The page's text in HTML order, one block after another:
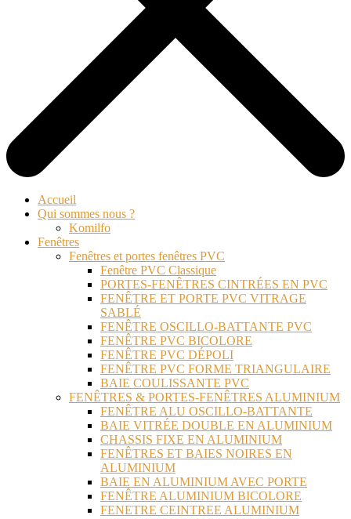
Accueil
Qui sommes nous ?
Komilfo
Fenêtres
Fenêtres et portes fenêtres PVC
Fenêtre PVC Classique
PORTES-FENÊTRES CINTRÉES EN PVC
FENÊTRE ET PORTE PVC VITRAGE
SABLÉ
FENÊTRE OSCILLO-BATTANTE PVC
FENÊTRE PVC BICOLORE
FENÊTRE PVC DÉPOLI
FENÊTRE PVC FORME TRIANGULAIRE
BAIE COULISSANTE PVC
FENÊTRES & PORTES-FENÊTRES ALUMINIUM
FENÊTRE ALU OSCILLO-BATTANTE
BAIE VITRÉE DOUBLE EN ALUMINIUM
CHASSIS FIXE EN ALUMINIUM
FENÊTRES ET BAIES NOIRES EN
ALUMINIUM
BAIE EN ALUMINIUM AVEC PORTE
FENÊTRE ALUMINIUM BICOLORE
FENETRE CEINTREE ALUMINIUM